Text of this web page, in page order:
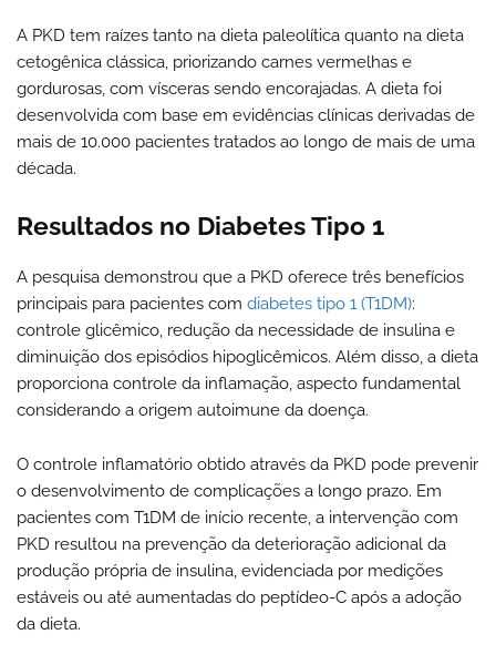
A PKD tem raízes tanto na dieta paleolítica quanto na dieta
cetogênica clássica, priorizando carnes vermelhas e
gordurosas, com vísceras sendo encorajadas. A dieta foi
desenvolvida com base em evidências clínicas derivadas de
mais de 10.000 pacientes tratados ao longo de mais de uma
década.
Resultados no Diabetes Tipo 1
A pesquisa demonstrou que a PKD oferece três benefícios
principais para pacientes com diabetes tipo 1 (T1DM):
controle glicêmico, redução da necessidade de insulina e
diminuição dos episódios hipoglicêmicos. Além disso, a dieta
proporciona controle da inflamação, aspecto fundamental
considerando a origem autoimune da doença.
O controle inflamatório obtido através da PKD pode prevenir
o desenvolvimento de complicações a longo prazo. Em
pacientes com T1DM de início recente, a intervenção com
PKD resultou na prevenção da deterioração adicional da
produção própria de insulina, evidenciada por medições
estáveis ou até aumentadas do peptídeo-C após a adoção
da dieta.